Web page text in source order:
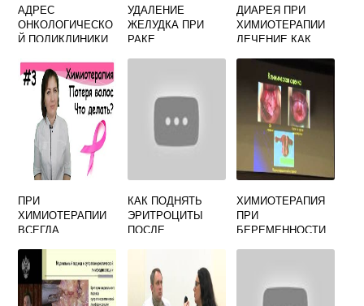
АДРЕС
ОНКОЛОГИЧЕСКО
Й ПОЛИКЛИНИКИ
УДАЛЕНИЕ
ЖЕЛУДКА ПРИ
РАКЕ
ДИАРЕЯ ПРИ
ХИМИОТЕРАПИИ
ЛЕЧЕНИЕ КАК
ПРИ
ХИМИОТЕРАПИИ
ВСЕГДА
ВОЛОСЫ
КАК ПОДНЯТЬ
ЭРИТРОЦИТЫ
ПОСЛЕ
ХИМИОТЕРАПИЯ
ПРИ
БЕРЕМЕННОСТИ